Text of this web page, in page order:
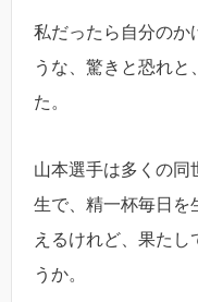
私だったら自分のか
うな、驚きと恐れと
た。
山本選手は多くの同
生で、精一杯毎日を
えるけれど、果たし
うか。